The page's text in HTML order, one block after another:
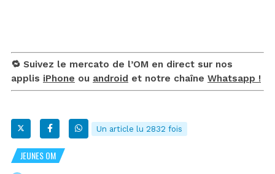
🔁 Suivez le mercato de l’OM en direct sur nos
applis iPhone ou android et notre chaîne Whatsapp !
Un article lu 2832 fois
JEUNES OM